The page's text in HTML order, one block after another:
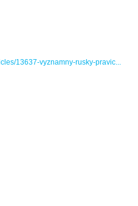
13637-vyznamny-rusky-pravic...